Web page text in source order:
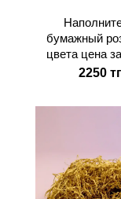
бумажный
цвета цена
2250 тг